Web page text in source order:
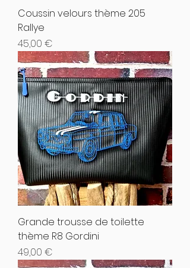
Coussin velours thème 205
Rallye
Hinta
45,00 €
Grande trousse de toilette
thème R8 Gordini
Hinta
49,00 €